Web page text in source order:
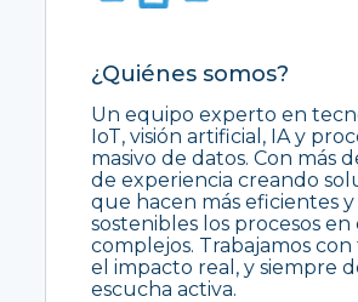
¿Quiénes somos?
Un equipo experto en
IoT, visión artificial, IA y
masivo de datos. Con más
de experiencia creando
que hacen más eficientes y
sostenibles los procesos
complejos. Trabajamos con
el impacto real, y siempre
escucha activa.